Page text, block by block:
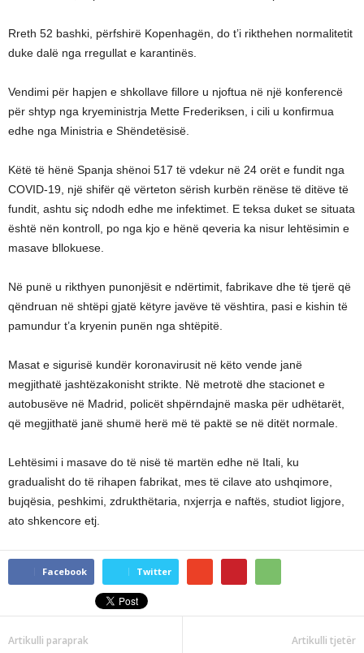
Rreth 52 bashki, përfshirë Kopenhagën, do t’i rikthehen normalitetit
duke dalë nga rregullat e karantinës.
Vendimi për hapjen e shkollave fillore u njoftua në një konferencë
për shtyp nga kryeministrja Mette Frederiksen, i cili u konfirmua
edhe nga Ministria e Shëndetësisë.
Këtë të hënë Spanja shënoi 517 të vdekur në 24 orët e fundit nga
COVID-19, një shifër që vërteton sërish kurbën rënëse të ditëve të
fundit, ashtu siç ndodh edhe me infektimet. E teksa duket se situata
është nën kontroll, po nga kjo e hënë qeveria ka nisur lehtësimin e
masave bllokuese.
Në punë u rikthyen punonjësit e ndërtimit, fabrikave dhe të tjerë që
qëndruan në shtëpi gjatë këtyre javëve të vështira, pasi e kishin të
pamundur t’a kryenin punën nga shtëpitë.
Masat e sigurisë kundër koronavirusit në këto vende janë
megjithatë jashtëzakonisht strikte. Në metrotë dhe stacionet e
autobusëve në Madrid, policët shpërndajnë maska për udhëtarët,
që megjithatë janë shumë herë më të paktë se në ditët normale.
Lehtësimi i masave do të nisë të martën edhe në Itali, ku
gradualisht do të rihapen fabrikat, mes të cilave ato ushqimore,
bujqësia, peshkimi, zdrukthëtaria, nxjerrja e naftës, studiot ligjore,
ato shkencore etj.
Facebook Twitter
Artikulli paraprak Artikulli tjetër